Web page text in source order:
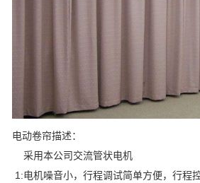
电动卷帘描述：
采用本公司交流管状电机
1:电机噪音小，行程调试简单方便，行程